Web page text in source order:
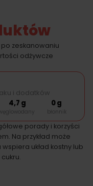
zeskanowaniu
odżywcze
i dodatków
4,7 g
węglowodany
0 g
błonnik
porady i korzyści
Na przykład może
układ kostny lub